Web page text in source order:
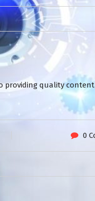
providing quality
0